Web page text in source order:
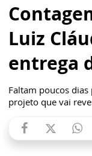
Luiz
entrega
Faltam poucos
projeto que vai